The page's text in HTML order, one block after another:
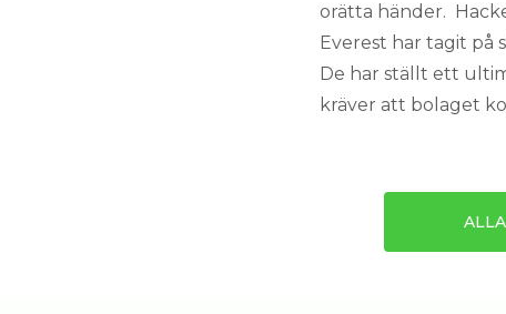
orätta händer.
Everest har tagit på
De har ställt ett
kräver att bolaget